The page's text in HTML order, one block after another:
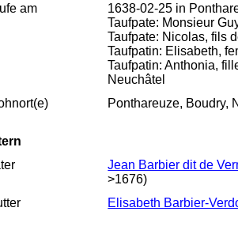
am
1638-02-25 in
Taufpate: Monsieur
Taufpate: Nicolas, fils
Taufpatin: Elisabeth,
Taufpatin: Anthonia,
Neuchâtel
Ponthareuze, Boudry,
Jean Barbier dit de
>1676)
Elisabeth Barbier-